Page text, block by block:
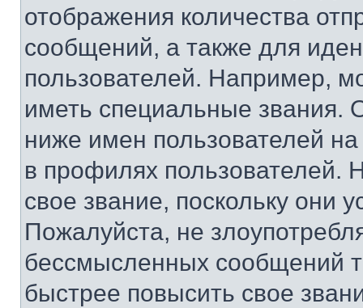
отображения количества
сообщений, а также для
пользователей. Например,
иметь специальные звания.
ниже имен пользователей
в профилях
свое звание, поскольку они
Пожалуйста, не
бессмысленных сообщений
быстрее повысить свое